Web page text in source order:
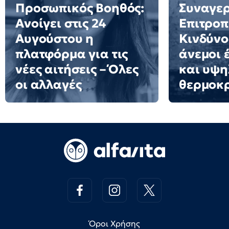
Προσωπικός Βοηθός:
Ανοίγει στις 24
Αυγούστου η
πλατφόρμα για τις
νέες αιτήσεις – Όλες
οι αλλαγές
άνεμοι
και
Όροι Χρήσης